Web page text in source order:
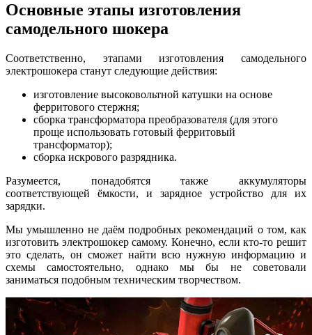
Основные этапы изготовления
самодельного шокера
Соответственно, этапами изготовления самодельного
электрошокера станут следующие действия:
изготовление высоковольтной катушки на основе
ферритового стержня;
сборка трансформатора преобразователя (для этого
проще использовать готовый ферритовый
трансформатор);
сборка искрового разрядника.
Разумеется, понадобятся также аккумуляторы
соответствующей ёмкости, и зарядное устройство для их
зарядки.
Мы умышленно не даём подробных рекомендаций о том, как
изготовить электрошокер самому. Конечно, если кто-то решит
это сделать, он сможет найти всю нужную информацию и
схемы самостоятельно, однако мы бы не советовали
заниматься подобным техническим творчеством.